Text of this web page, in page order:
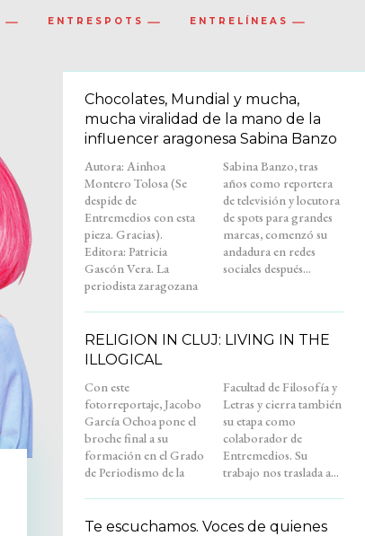
ENTRESPOTS ENTRELÍNEAS
Chocolates, Mundial y mucha,
mucha viralidad de la mano de la
influencer aragonesa Sabina Banzo
Autora: Ainhoa
Montero Tolosa (Se
despide de
Entremedios con esta
pieza. Gracias).
Editora: Patricia
Gascón Vera. La
periodista zaragozana
Sabina Banzo, tras
años como reportera
de televisión y locutora
de spots para grandes
marcas, comenzó su
andadura en redes
sociales después...
RELIGION IN CLUJ: LIVING IN THE
ILLOGICAL
Con este
fotorreportaje, Jacobo
García Ochoa pone el
broche final a su
formación en el Grado
de Periodismo de la
Facultad de Filosofía y
Letras y cierra también
su etapa como
colaborador de
Entremedios. Su
trabajo nos traslada a...
Te escuchamos. Voces de quienes